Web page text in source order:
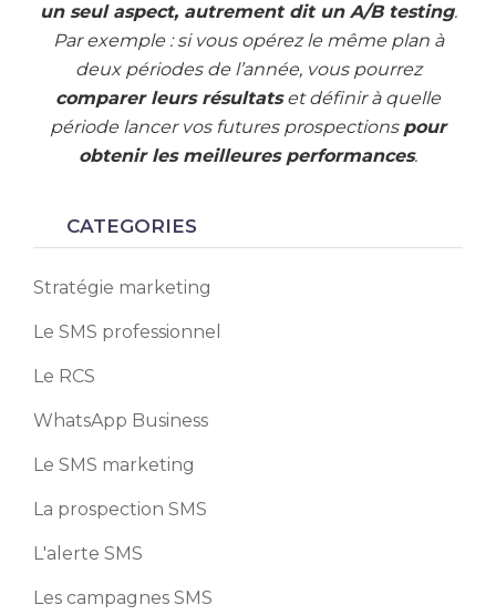
un seul aspect, autrement dit un A/B testing.
Par exemple : si vous opérez le même plan à
deux périodes de l’année, vous pourrez
comparer leurs résultatset définir à quelle
période lancer vos futures prospections pour
obtenir les meilleures performances.
CATEGORIES
Stratégie marketing
Le SMS professionnel
Le RCS
WhatsApp Business
Le SMS marketing
La prospection SMS
L'alerte SMS
Les campagnes SMS